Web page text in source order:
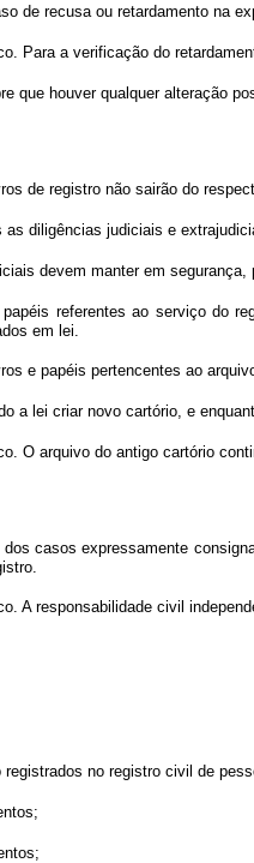
de recusa ou retardamento na
Para a verificação do
que houver qualquer alteração
de registro não sairão do
as diligências judiciais e
devem manter em segurança,
referentes ao serviço do
em lei.
e papéis pertencentes ao
a lei criar novo cartório, e
O arquivo do antigo cartório
casos expressamente
A responsabilidade civil
registrados no registro civil de